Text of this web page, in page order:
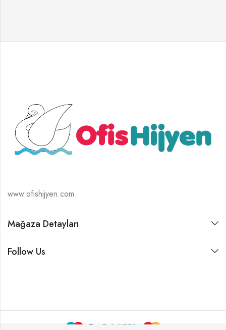
www.ofishijyen.com
Mağaza Detayları
Follow Us